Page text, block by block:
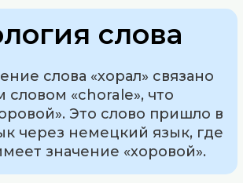
слова
слова «хорал» связано
словом «chorale», что
Это слово пришло в
через немецкий язык, где
значение «хоровой».